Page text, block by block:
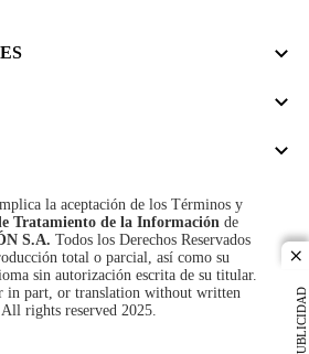
PUBLICIDAD
la aceptación de los Términos y
Tratamiento de la Información de
S.A. Todos los Derechos Reservados
total o parcial, así como su
sin autorización escrita de su titular.
in part, or translation without written
rights reserved 2025.